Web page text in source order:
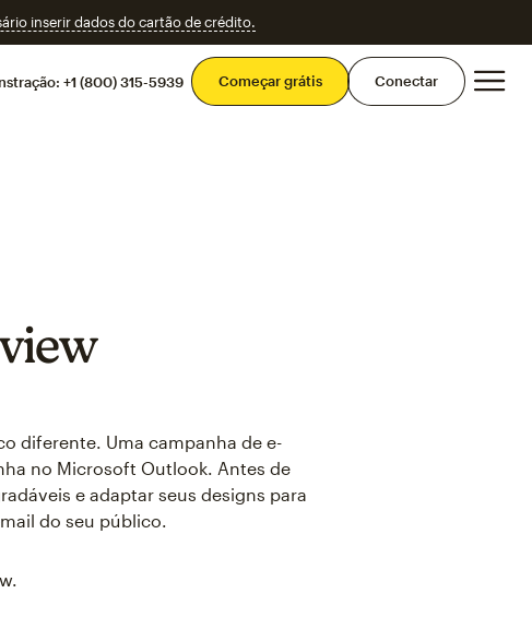
inserir dados do cartão de crédito.
+1 (800) 315-5939 Começar grátis Conectar
diferente. Uma campanha de e-
no Microsoft Outlook. Antes de
e adaptar seus designs para
do seu público.